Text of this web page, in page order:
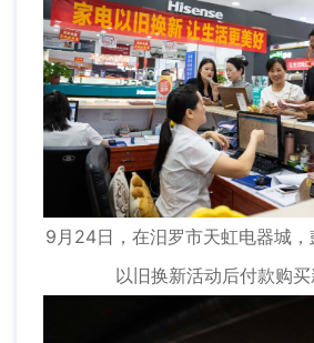
9月24日，在汨罗市天虹电器城
以旧换新活动后付款购买